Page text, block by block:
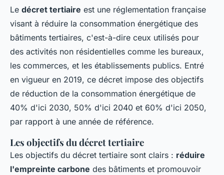
Le décret tertiaire est une réglementation française
visant à réduire la consommation énergétique des
bâtiments tertiaires, c'est-à-dire ceux utilisés pour
des activités non résidentielles comme les bureaux,
les commerces, et les établissements publics. Entré
en vigueur en 2019, ce décret impose des objectifs
de réduction de la consommation énergétique de
40% d'ici 2030, 50% d'ici 2040 et 60% d'ici 2050,
par rapport à une année de référence.
Les objectifs du décret tertiaire
Les objectifs du décret tertiaire sont clairs : réduire
l'empreinte carbone des bâtiments et promouvoir